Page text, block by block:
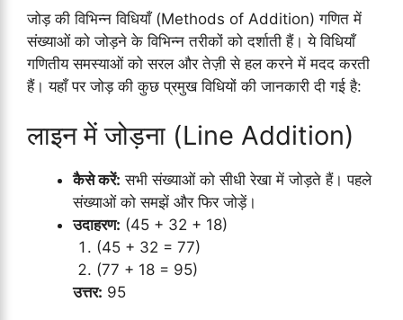
जोड़ की विभिन्न विधियाँ (Methods of Addition) गणित में
संख्याओं को जोड़ने के विभिन्न तरीकों को दर्शाती हैं। ये विधियाँ
गणितीय समस्याओं को सरल और तेज़ी से हल करने में मदद करती
हैं। यहाँ पर जोड़ की कुछ प्रमुख विधियों की जानकारी दी गई है:
लाइन में जोड़ना (Line Addition)
कैसे करें: सभी संख्याओं को सीधी रेखा में जोड़ते हैं। पहले
संख्याओं को समझें और फिर जोड़ें।
उदाहरण: (45 + 32 + 18)
(45 + 32 = 77)
(77 + 18 = 95)
उत्तर: 95